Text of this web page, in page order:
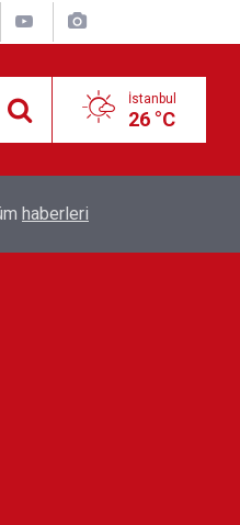
İstanbul
26 °C
sahnelere ara verdi: ''En az
haberleri